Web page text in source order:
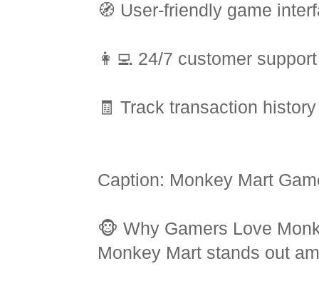
🧭 User-friendly game
👩‍💻 24/7 customer support
🧾 Track transaction
Caption: Monkey Mart
🐵 Why Gamers Love
Monkey Mart stands out